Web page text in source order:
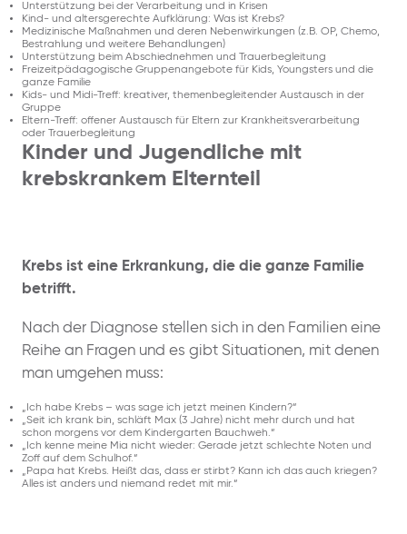
Unterstützung bei der Verarbeitung und in Krisen
Kind- und altersgerechte Aufklärung: Was ist Krebs?
Medizinische Maßnahmen und deren Nebenwirkungen (z.B. OP, Chemo,
Bestrahlung und weitere Behandlungen)
Unterstützung beim Abschiednehmen und Trauerbegleitung
Freizeitpädagogische Gruppenangebote für Kids, Youngsters und die
ganze Familie
Kids- und Midi-Treff: kreativer, themenbegleitender Austausch in der
Gruppe
Eltern-Treff: offener Austausch für Eltern zur Krankheitsverarbeitung
oder Trauerbegleitung
Kinder und Jugendliche mit
krebskrankem Elternteil
Krebs ist eine Erkrankung, die die ganze Familie
betrifft.
Nach der Diagnose stellen sich in den Familien eine
Reihe an Fragen und es gibt Situationen, mit denen
man umgehen muss:
„Ich habe Krebs – was sage ich jetzt meinen Kindern?“
„Seit ich krank bin, schläft Max (3 Jahre) nicht mehr durch und hat
schon morgens vor dem Kindergarten Bauchweh.“
„Ich kenne meine Mia nicht wieder: Gerade jetzt schlechte Noten und
Zoff auf dem Schulhof.“
„Papa hat Krebs. Heißt das, dass er stirbt? Kann ich das auch kriegen?
Alles ist anders und niemand redet mit mir.“